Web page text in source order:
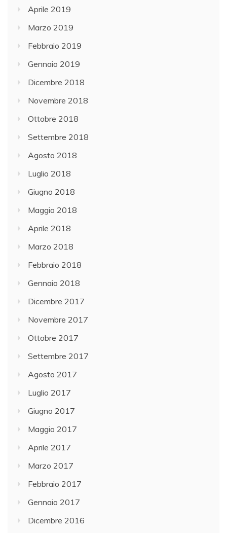
Aprile 2019
Marzo 2019
Febbraio 2019
Gennaio 2019
Dicembre 2018
Novembre 2018
Ottobre 2018
Settembre 2018
Agosto 2018
Luglio 2018
Giugno 2018
Maggio 2018
Aprile 2018
Marzo 2018
Febbraio 2018
Gennaio 2018
Dicembre 2017
Novembre 2017
Ottobre 2017
Settembre 2017
Agosto 2017
Luglio 2017
Giugno 2017
Maggio 2017
Aprile 2017
Marzo 2017
Febbraio 2017
Gennaio 2017
Dicembre 2016